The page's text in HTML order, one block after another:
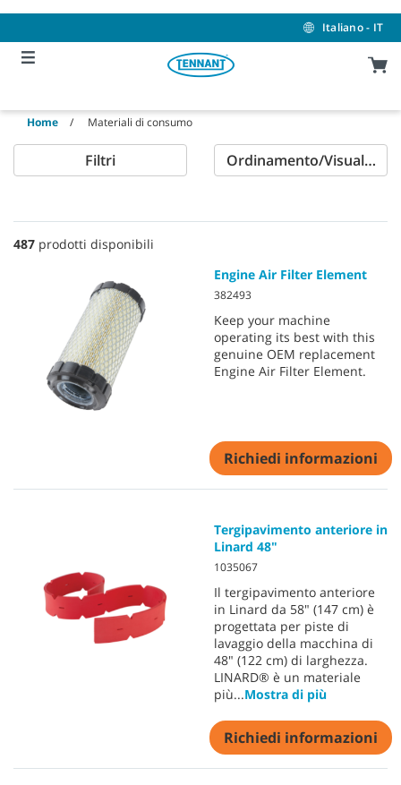
content
navigation
menu
Italiano - IT
Home Materiali di consumo
Filtri Ordinamento/
487 prodotti disponibili
Engine Air Filter Element
382493
Keep your machine
operating its best with this
genuine OEM replacement
Engine Air Filter Element.
Richiedi informazioni
Tergipavimento anteriore in
Linard 48"
1035067
Il tergipavimento anteriore
in Linard da 58" (147 cm) è
progettata per piste di
lavaggio della macchina di
48" (122 cm) di larghezza.
LINARD® è un materiale
più...Mostra di più
Richiedi informazioni